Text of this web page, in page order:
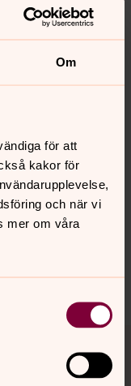
Om
för att
kakor för
och när vi
mer om våra